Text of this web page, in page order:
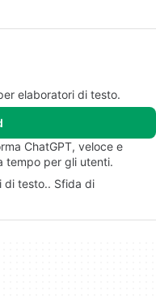
elaboratori di testo.
ChatGPT, veloce e
tempo per gli utenti.
di testo.. Sfida di